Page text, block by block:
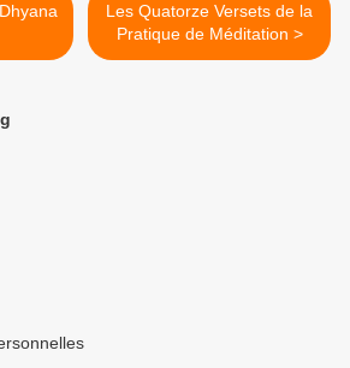
Les Quatorze Versets de la
Pratique de Méditation >